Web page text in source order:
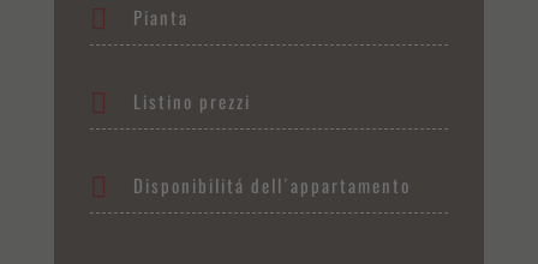
Pianta
Listino prezzi
Disponibilitá dell´appartamento